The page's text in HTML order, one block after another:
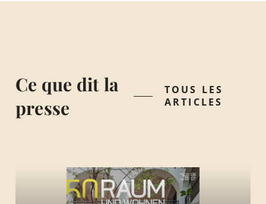
Ce que dit la
presse
TOUS LES
ARTICLES